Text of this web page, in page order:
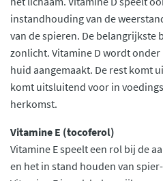
instandhouding van de
van de spieren. De belangrijkste
zonlicht. Vitamine D wordt
huid aangemaakt. De rest komt
komt uitsluitend voor in
herkomst.
Vitamine E (tocoferol)
Vitamine E speelt een rol bij de
en het in stand houden van